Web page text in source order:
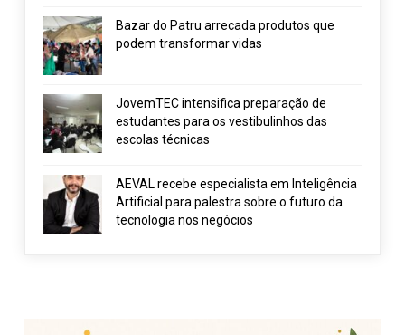
Bazar do Patru arrecada produtos que
podem transformar vidas
JovemTEC intensifica preparação de
estudantes para os vestibulinhos das
escolas técnicas
AEVAL recebe especialista em Inteligência
Artificial para palestra sobre o futuro da
tecnologia nos negócios